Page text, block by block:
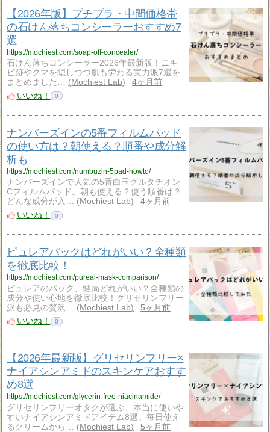
【2026年版】プチプラ・中間価格帯
の石けん落ちコンシーラーおすすめ7
選
https://mochiest.com/soap-off-concealer/
石けん落ちコンシーラー2026年最新版！ニキ
ビ跡やクマを隠しつつ肌も労わる実力派7選を
まとめました…
Mochiest Lab
4ヶ月前
いいね！
0
ナンバーズインの5番フィルムパッド
の使い方は？朝使える？順番や成分解
析も
https://mochiest.com/numbuzin-5pad-howto/
ナンバーズインで人気の5番白玉グルタチオン
Cフィルムパッド。朝も使える？使う順番は？
どんな成分が入…
Mochiest Lab
4ヶ月前
いいね！
0
ピュレアパックはどれがいい？全種類
を徹底比較！
https://mochiest.com/pureal-mask-comparison/
ピュレアのパック、結局どれがいい？全種類の
成分や使い心地を徹底比較！グリセリンフリー
派も必見の贅沢…
Mochiest Lab
5ヶ月前
いいね！
0
【2026年最新版】グリセリンフリー×
ナイアシンアミドのスキンケアおすす
め8選
https://mochiest.com/glycerin-free-niacinamide/
グリセリンフリーオタクが選ぶ、本当に使いや
すいナイアシンアミドアイテム8選。毎日使え
るクリームから…
Mochiest Lab
5ヶ月前